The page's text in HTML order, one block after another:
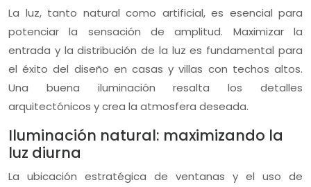
La luz, tanto natural como artificial, es esencial para
potenciar la sensación de amplitud. Maximizar la
entrada y la distribución de la luz es fundamental para
el éxito del diseño en casas y villas con techos altos.
Una buena iluminación resalta los detalles
arquitectónicos y crea la atmosfera deseada.
Iluminación natural: maximizando la
luz diurna
La ubicación estratégica de ventanas y el uso de